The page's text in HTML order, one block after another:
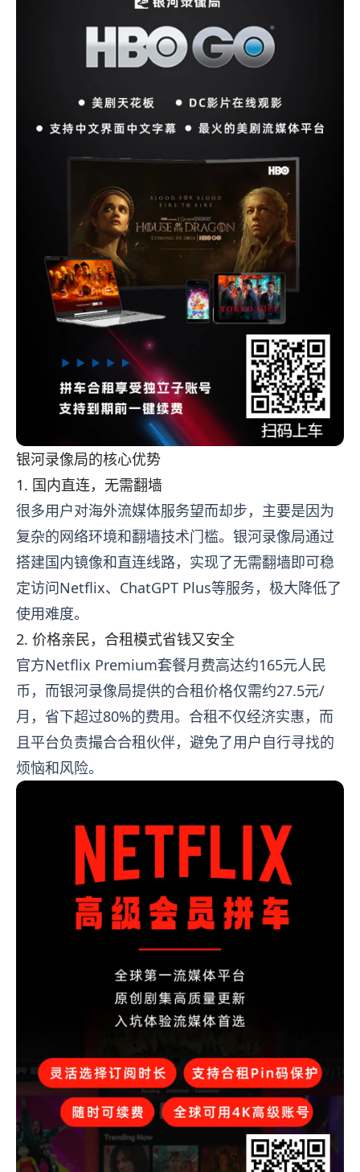
银河录像局的核心优势
1. 国内直连，无需翻墙
很多用户对海外流媒体服务望而却步，主要是因为
复杂的网络环境和翻墙技术门槛。银河录像局通过
搭建国内镜像和直连线路，实现了无需翻墙即可稳
定访问Netflix、ChatGPT Plus等服务，极大降低了
使用难度。
2. 价格亲民，合租模式省钱又安全
官方Netflix Premium套餐月费高达约165元人民
币，而银河录像局提供的合租价格仅需约27.5元/
月，省下超过80%的费用。合租不仅经济实惠，而
且平台负责撮合合租伙伴，避免了用户自行寻找的
烦恼和风险。